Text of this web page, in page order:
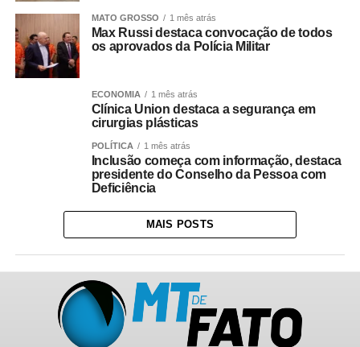
MATO GROSSO 1 mês atrás
Max Russi destaca convocação de todos
os aprovados da Polícia Militar
ECONOMIA 1 mês atrás
Clínica Union destaca a segurança em
cirurgias plásticas
POLÍTICA 1 mês atrás
Inclusão começa com informação, destaca
presidente do Conselho da Pessoa com
Deficiência
MAIS POSTS